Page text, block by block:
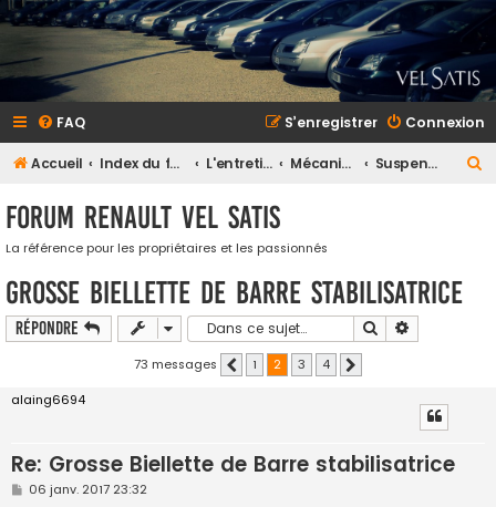
FAQ Connexion
S’enregistrer
Accueil Index du forum L'entretien et la maintenance Mécanique Suspension
Forum Renault VEL SATIS
La référence pour les propriétaires et les passionnés
Grosse Biellette de Barre stabilisatrice
Répondre Rechercher
73 messages Précédente
1 2 3 4
alaing6694
Re: Grosse Biellette de Barre stabilisatrice
M
06 janv. 2017 23:32